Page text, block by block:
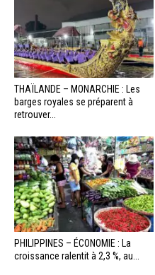
THAÏLANDE – MONARCHIE : Les
barges royales se préparent à
retrouver...
PHILIPPINES – ÉCONOMIE : La
croissance ralentit à 2,3 %, au...